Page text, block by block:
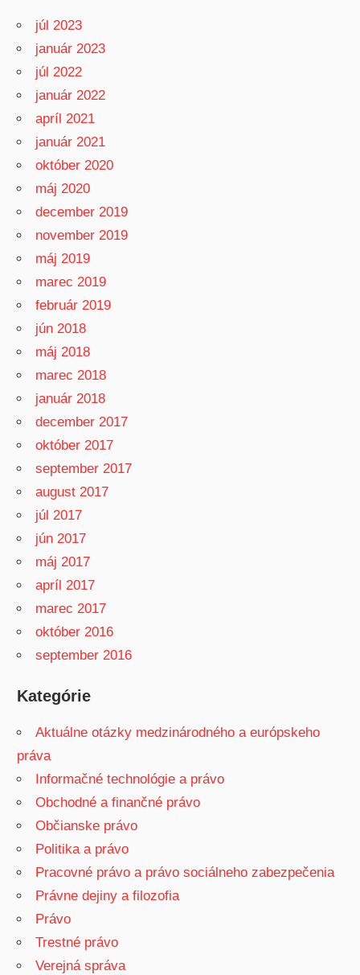
júl 2023
január 2023
júl 2022
január 2022
apríl 2021
január 2021
október 2020
máj 2020
december 2019
november 2019
máj 2019
marec 2019
február 2019
jún 2018
máj 2018
marec 2018
január 2018
december 2017
október 2017
september 2017
august 2017
júl 2017
jún 2017
máj 2017
apríl 2017
marec 2017
október 2016
september 2016
Kategórie
Aktuálne otázky medzinárodného a európskeho
práva
Informačné technológie a právo
Obchodné a finančné právo
Občianske právo
Politika a právo
Pracovné právo a právo sociálneho zabezpečenia
Právne dejiny a filozofia
Právo
Trestné právo
Verejná správa